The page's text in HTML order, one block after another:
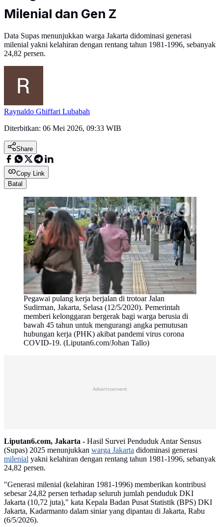
Milenial dan Gen Z
Data Supas menunjukkan warga Jakarta didominasi generasi
milenial yakni kelahiran dengan rentang tahun 1981-1996, sebanyak
24,82 persen.
Raynaldo Ghiffari Lubabah
Diterbitkan: 06 Mei 2026, 09:33 WIB
Share
Copy Link
Batal
Pegawai pulang kerja berjalan di trotoar Jalan
Sudirman, Jakarta, Selasa (12/5/2020). Pemerintah
memberi kelonggaran bergerak bagi warga berusia di
bawah 45 tahun untuk mengurangi angka pemutusan
hubungan kerja (PHK) akibat pandemi virus corona
COVID-19. (Liputan6.com/Johan Tallo)
Advertisement
Liputan6.com, Jakarta - Hasil Survei Penduduk Antar Sensus
(Supas) 2025 menunjukkan warga Jakarta didominasi generasi
milenial yakni kelahiran dengan rentang tahun 1981-1996, sebanyak
24,82 persen.
"Generasi milenial (kelahiran 1981-1996) memberikan kontribusi
sebesar 24,82 persen terhadap seluruh jumlah penduduk DKI
Jakarta (10,72 juta)," kata Kepala Badan Pusat Statistik (BPS) DKI
Jakarta, Kadarmanto dalam siniar yang dipantau di Jakarta, Rabu
(6/5/2026).